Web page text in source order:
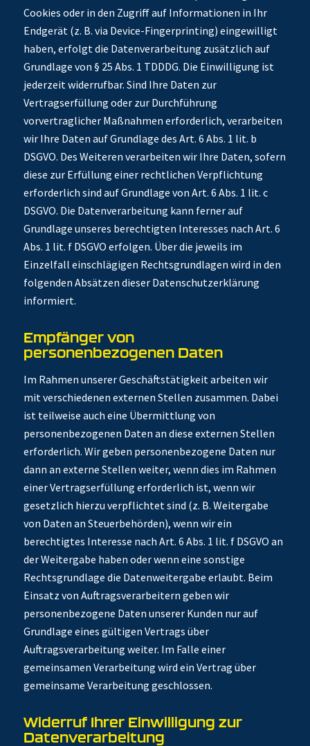
Cookies oder in den Zugriff auf Informationen in Ihr
Endgerät (z. B. via Device-Fingerprinting) eingewilligt
haben, erfolgt die Datenverarbeitung zusätzlich auf
Grundlage von § 25 Abs. 1 TDDDG. Die Einwilligung ist
jederzeit widerrufbar. Sind Ihre Daten zur
Vertragserfüllung oder zur Durchführung
vorvertraglicher Maßnahmen erforderlich, verarbeiten
wir Ihre Daten auf Grundlage des Art. 6 Abs. 1 lit. b
DSGVO. Des Weiteren verarbeiten wir Ihre Daten, sofern
diese zur Erfüllung einer rechtlichen Verpflichtung
erforderlich sind auf Grundlage von Art. 6 Abs. 1 lit. c
DSGVO. Die Datenverarbeitung kann ferner auf
Grundlage unseres berechtigten Interesses nach Art. 6
Abs. 1 lit. f DSGVO erfolgen. Über die jeweils im
Einzelfall einschlägigen Rechtsgrundlagen wird in den
folgenden Absätzen dieser Datenschutzerklärung
informiert.
Empfänger von
personenbezogenen Daten
Im Rahmen unserer Geschäftstätigkeit arbeiten wir
mit verschiedenen externen Stellen zusammen. Dabei
ist teilweise auch eine Übermittlung von
personenbezogenen Daten an diese externen Stellen
erforderlich. Wir geben personenbezogene Daten nur
dann an externe Stellen weiter, wenn dies im Rahmen
einer Vertragserfüllung erforderlich ist, wenn wir
gesetzlich hierzu verpflichtet sind (z. B. Weitergabe
von Daten an Steuerbehörden), wenn wir ein
berechtigtes Interesse nach Art. 6 Abs. 1 lit. f DSGVO an
der Weitergabe haben oder wenn eine sonstige
Rechtsgrundlage die Datenweitergabe erlaubt. Beim
Einsatz von Auftragsverarbeitern geben wir
personenbezogene Daten unserer Kunden nur auf
Grundlage eines gültigen Vertrags über
Auftragsverarbeitung weiter. Im Falle einer
gemeinsamen Verarbeitung wird ein Vertrag über
gemeinsame Verarbeitung geschlossen.
Widerruf Ihrer Einwilligung zur
Datenverarbeitung